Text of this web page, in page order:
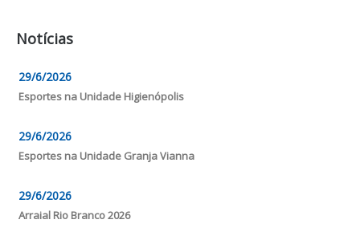
Notícias
29/6/2026
Esportes na Unidade Higienópolis
29/6/2026
Esportes na Unidade Granja Vianna
29/6/2026
Arraial Rio Branco 2026